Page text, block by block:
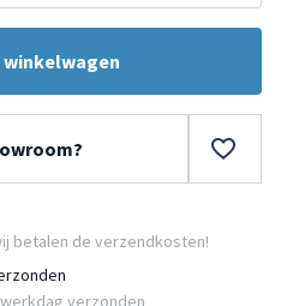
winkelwagen
betalen de verzendkosten!
verzonden